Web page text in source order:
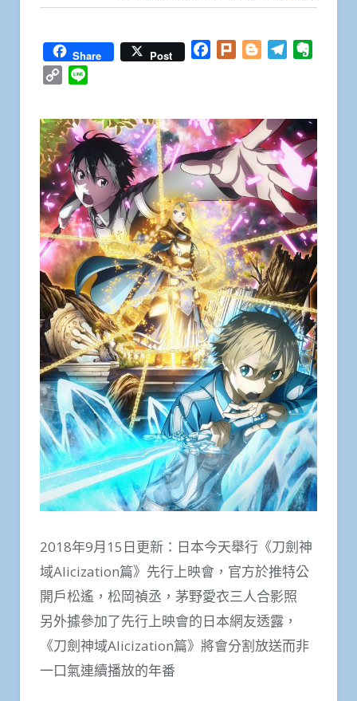
Share Post Facebook
Plurk BloggerTelegram
Copy
2018年9月15日更新：日本今天舉行《刀劍神
域Alicization篇》先行上映會，官方於推特公
開戶松遙，松岡禎丞，茅野愛衣三人合影照
另外據參加了先行上映會的日本網友透露，
《刀劍神域Alicization篇》將會分割放送而非
一口氣連續播放的年番